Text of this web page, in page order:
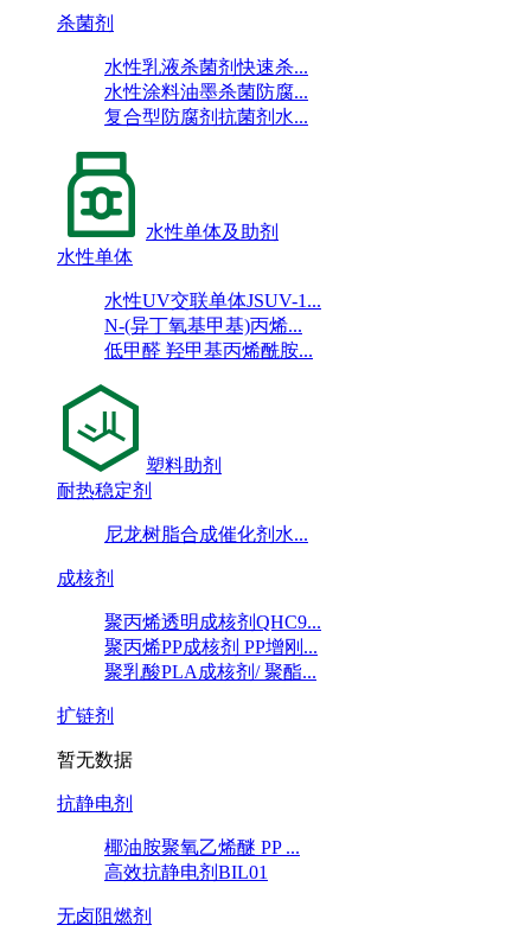
杀菌剂
水性乳液杀菌剂快速杀...
水性涂料油墨杀菌防腐...
复合型防腐剂抗菌剂水...
水性单体及助剂
水性单体
水性UV交联单体JSUV-1...
N-(异丁氧基甲基)丙烯...
低甲醛 羟甲基丙烯酰胺...
塑料助剂
耐热稳定剂
尼龙树脂合成催化剂水...
成核剂
聚丙烯透明成核剂QHC9...
聚丙烯PP成核剂 PP增刚...
聚乳酸PLA成核剂/ 聚酯...
扩链剂
暂无数据
抗静电剂
椰油胺聚氧乙烯醚 PP ...
高效抗静电剂BIL01
无卤阻燃剂